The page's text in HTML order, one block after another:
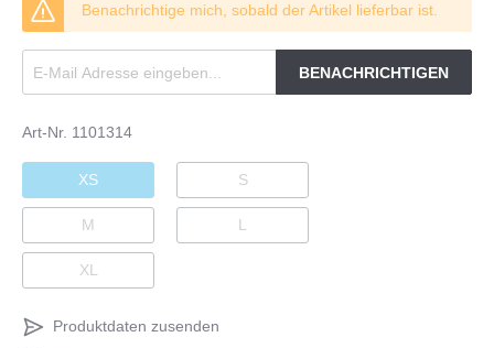
Benachrichtige mich, sobald der Artikel lieferbar ist.
BENACHRICHTIGEN
Art-Nr. 1101314
XS S
M L
XL
Produktdaten zusenden